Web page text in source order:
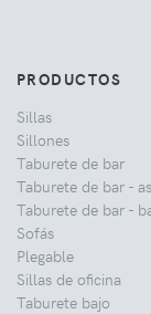
PRODUCTOS
Sillas
Sillones
Taburete de bar
Taburete de bar -
Taburete de bar -
Sofás
Plegable
Sillas de oficina
Taburete bajo